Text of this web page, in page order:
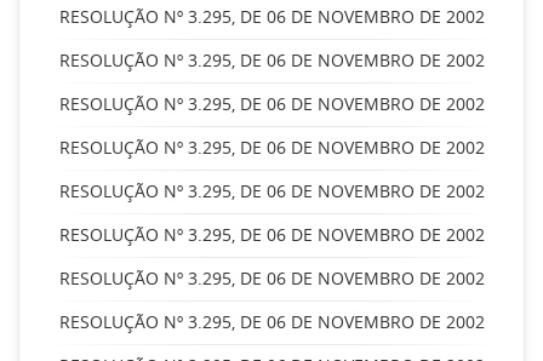
RESOLUÇÃO Nº 3.295, DE 06 DE NOVEMBRO DE 2002
RESOLUÇÃO Nº 3.295, DE 06 DE NOVEMBRO DE 2002
RESOLUÇÃO Nº 3.295, DE 06 DE NOVEMBRO DE 2002
RESOLUÇÃO Nº 3.295, DE 06 DE NOVEMBRO DE 2002
RESOLUÇÃO Nº 3.295, DE 06 DE NOVEMBRO DE 2002
RESOLUÇÃO Nº 3.295, DE 06 DE NOVEMBRO DE 2002
RESOLUÇÃO Nº 3.295, DE 06 DE NOVEMBRO DE 2002
RESOLUÇÃO Nº 3.295, DE 06 DE NOVEMBRO DE 2002